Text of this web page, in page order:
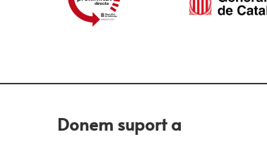
Donem suport a